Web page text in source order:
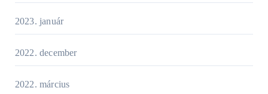
2023. január
2022. december
2022. március